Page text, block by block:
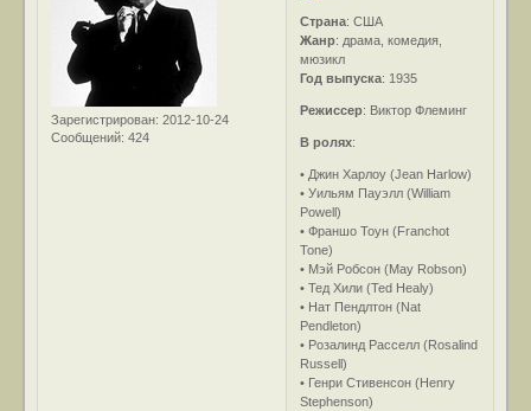
Зарегистрирован: 2012-10-24
Сообщений: 424
Страна: США
Жанр: драма, комедия,
мюзикл
Год выпуска: 1935
Режиссер: Виктор Флеминг
В ролях:
• Джин Харлоу (Jean Harlow)
• Уильям Пауэлл (William
Powell)
• Франшо Тоун (Franchot
Tone)
• Мэй Робсон (May Robson)
• Тед Хили (Ted Healy)
• Нат Пендлтон (Nat
Pendleton)
• Розалинд Расселл (Rosalind
Russell)
• Генри Стивенсон (Henry
Stephenson)